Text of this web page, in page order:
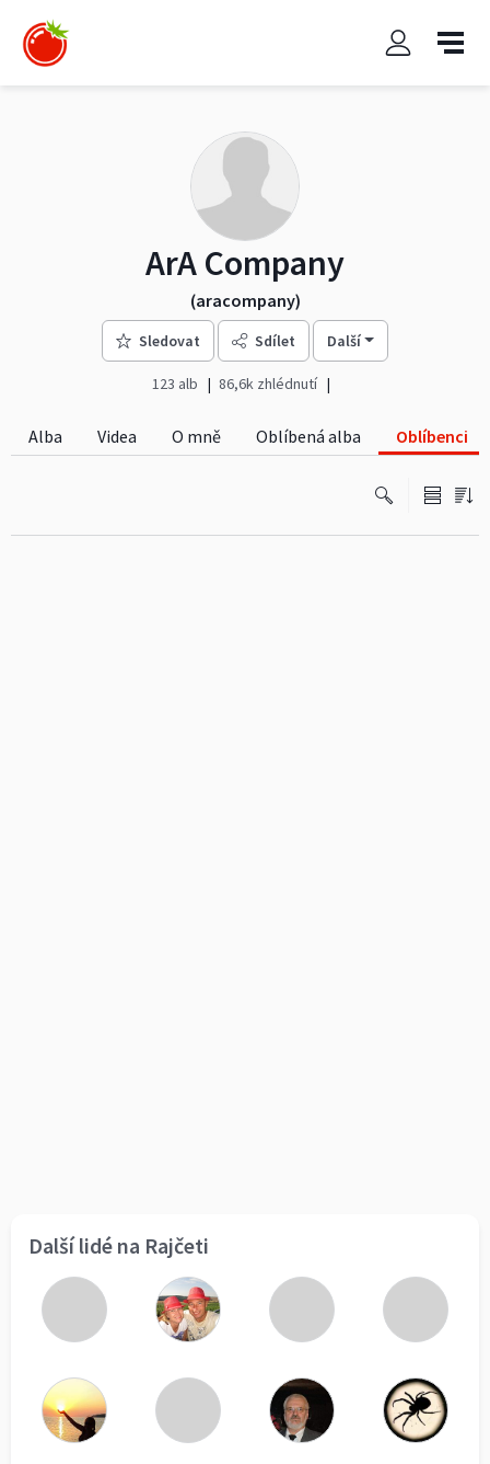
ArA Company
(aracompany)
Sledovat Sdílet Další
123 alb 86,6k zhlédnutí
Alba Videa O mně Oblíbená alba Oblíbenci
Další lidé na Rajčeti